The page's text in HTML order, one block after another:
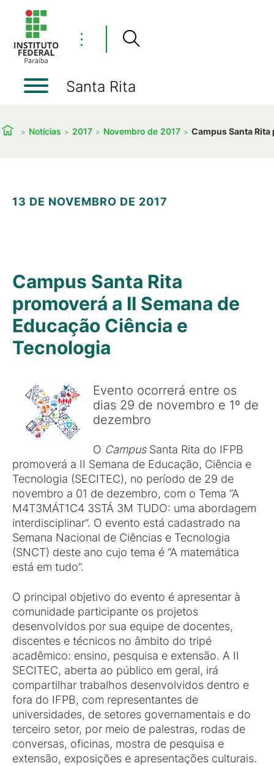
⋮
Santa Rita
Notícias 2017 Novembro de 2017 Campus Santa Rita
13 DE NOVEMBRO DE 2017
Campus Santa Rita
promoverá a II Semana de
Educação Ciência e
Tecnologia
Evento ocorrerá entre os
dias 29 de novembro e 1º de
dezembro
O CampusSanta Rita do IFPB
promoverá a II Semana de Educação, Ciência e
Tecnologia (SECITEC), no período de 29 de
novembro a 01 de dezembro, com o Tema “A
M4T3MÁT1C4 3STÁ 3M TUDO: uma abordagem
interdisciplinar”. O evento está cadastrado na
Semana Nacional de Ciências e Tecnologia
(SNCT) deste ano cujo tema é “A matemática
está em tudo”.
O principal objetivo do evento é apresentar à
comunidade participante os projetos
desenvolvidos por sua equipe de docentes,
discentes e técnicos no âmbito do tripé
acadêmico: ensino, pesquisa e extensão. A II
SECITEC, aberta ao público em geral, irá
compartilhar trabalhos desenvolvidos dentro e
fora do IFPB, com representantes de
universidades, de setores governamentais e do
terceiro setor, por meio de palestras, rodas de
conversas, oficinas, mostra de pesquisa e
extensão, exposições e apresentações culturais.